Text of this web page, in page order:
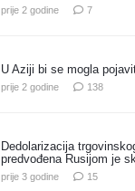
prije 2 godine 7komentara
U Aziji bi se mogla
prije 2 godine 138
Dedolarizacija
predvođena Rusijom je
prije 3 godine 15